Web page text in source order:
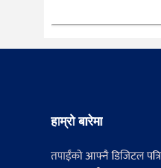
हाम्रो बारेमा
तपाईंको आफ्नै डिजिटल